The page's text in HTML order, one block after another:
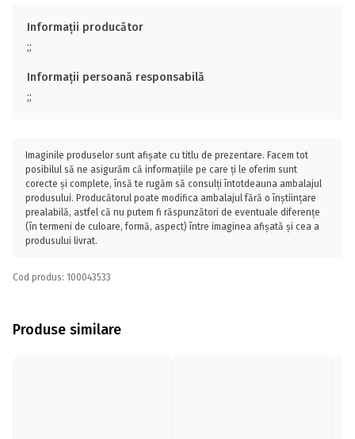
Informații producător
;;
Informații persoană responsabilă
;;
Imaginile produselor sunt afișate cu titlu de prezentare. Facem tot
posibilul să ne asigurăm că informațiile pe care ți le oferim sunt
corecte și complete, însă te rugăm să consulți întotdeauna ambalajul
produsului. Producătorul poate modifica ambalajul fără o înștiințare
prealabilă, astfel că nu putem fi răspunzători de eventuale diferențe
(în termeni de culoare, formă, aspect) între imaginea afișată și cea a
produsului livrat.
Cod produs: 100043533
Produse similare